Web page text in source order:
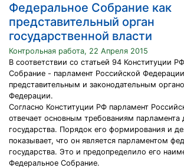
Федеральное Собрание как
представительный орган
государственной власти
Контрольная работа, 22 Апреля 2015
В соответствии со статьей 94 Конституции
Собрание - парламент Российской
представительным и законодательным
Федерации.
Согласно Конституции РФ парламент
отвечает основным требованиям парламента
государства. Порядок его формирования и
показывает, что он является парламентом
государства. Это и предопределило его
Федеральное Собрание.